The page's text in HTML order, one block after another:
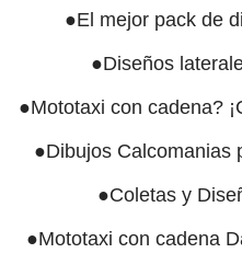
●El mejor pack de
●Diseños
●Mototaxi con cadena?
●Dibujos Calcomanias
●Coletas y
●Mototaxi con cadena